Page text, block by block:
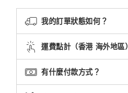
我的訂單狀態如何？
運費點計（香港 海外地區）
有什麼付款方式？